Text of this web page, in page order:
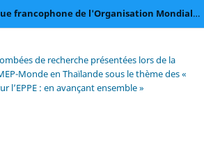
Revue scientifique francophone de l'Organisation Mondiale pour l'Éducation Préscolaire du Canada
de recherche présentées lors de la
Monde en Thaïlande sous le thème des «
l’EPPE : en avançant ensemble »